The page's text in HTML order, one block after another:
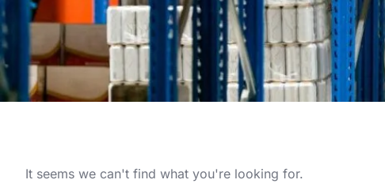
It seems we can't find what you're looking for.